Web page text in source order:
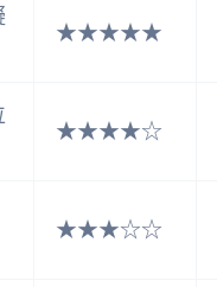
★★★★★
★★★★☆
★★★☆☆